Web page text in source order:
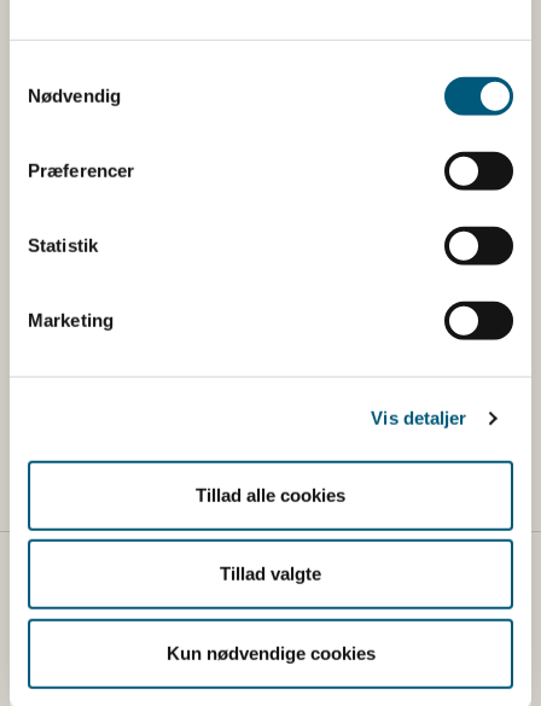
Nødvendig
Præferencer
Statistik
Marketing
Vis detaljer
Tillad alle cookies
Tillad valgte
Kun nødvendige cookies
frarådes du at spise produktet. Du kan kassere
produktet eller levere det tilbage til butikken, hvor det er
købt.
Hvis du oplever symptomer i forbindelse med indtag af
produktet, bør du kontakte din egen læge.
Hvem tilbagekalder produktet
Lidl Danmark K/S
Fødevarestyrelsen
Erhvervsministeriet. Styrelsen arbejder med hele
fødevarekæden fra jord til bord med fokus på